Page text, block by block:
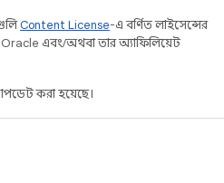
Content License-এ বর্ণিত লাইসেন্সের
এবং/অথবা তার অ্যাফিলিয়েট
করা হয়েছে।